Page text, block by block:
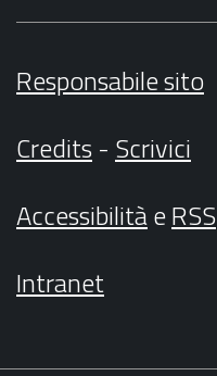
Responsabile sito
Credits- Scrivici
AccessibilitàeRSS
Intranet